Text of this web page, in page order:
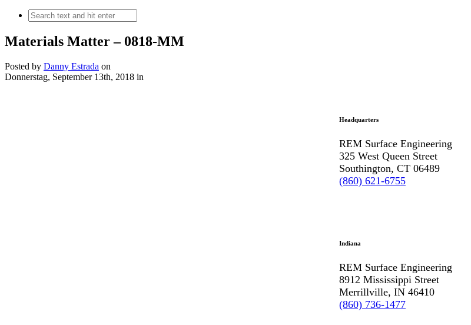
Materials Matter – 0818-MM
Posted by Danny Estrada on
Donnerstag, September 13th, 2018 in
Headquarters
REM Surface Engineering
325 West Queen Street
Southington, CT 06489
(860) 621-6755
Indiana
REM Surface Engineering
8912 Mississippi Street
Merrillville, IN 46410
(860) 736-1477